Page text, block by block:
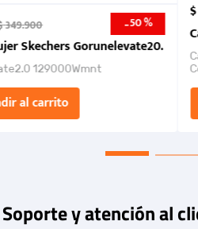
2026
349.900 -50 %
Skechers Gorunelevate20.
129000Wmnt
al carrito
$
Soporte y atención al